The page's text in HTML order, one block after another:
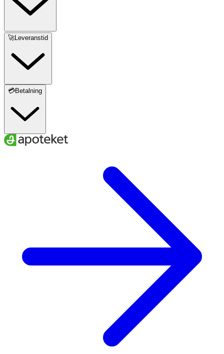
- Undvik ögonkontakt, om så sker; skölj med vatten i
minst 10 minuter.
- För utvärdets bruk.
- Undvik kontakt med öppna sår.
- Förvara svalt och torrt, skyddat från ljus och utom
räckhåll för barn.
- Förpackningen skall tillslutas väl då granulatet är
fuktkänsligt.
- Förr mer information läs bruksanvisningen.
Granulat av natriumkarbonat och natriumperkarbonat.
🚀Leveranstid
💳Betalning